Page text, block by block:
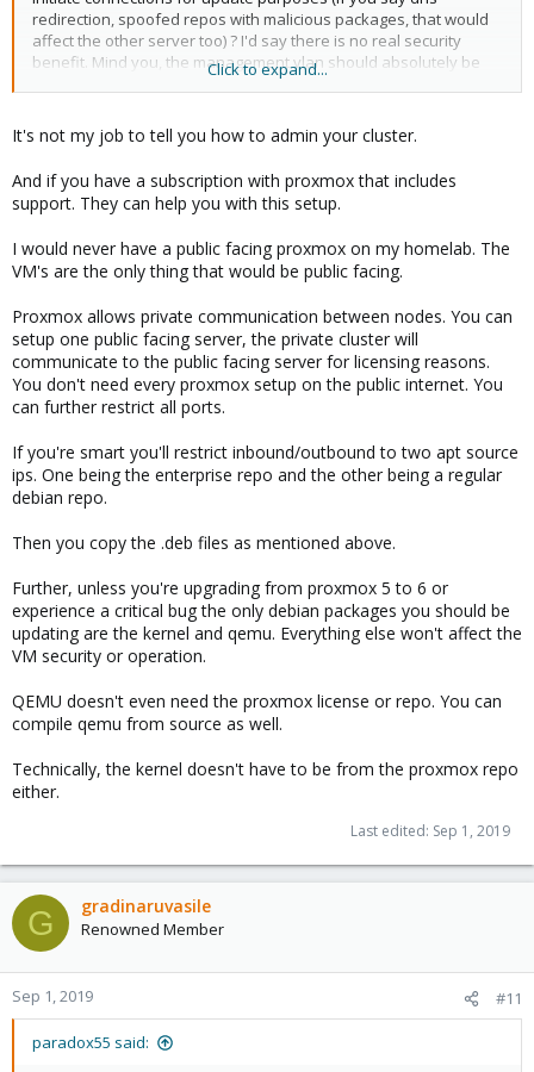
redirection, spoofed repos with malicious packages, that would
affect the other server too) ? I'd say there is no real security
benefit. Mind you, the management vlan should absolutely be
Click to expand...
It's not my job to tell you how to admin your cluster.
And if you have a subscription with proxmox that includes
support. They can help you with this setup.
I would never have a public facing proxmox on my homelab. The
VM's are the only thing that would be public facing.
Proxmox allows private communication between nodes. You can
setup one public facing server, the private cluster will
communicate to the public facing server for licensing reasons.
You don't need every proxmox setup on the public internet. You
can further restrict all ports.
If you're smart you'll restrict inbound/outbound to two apt source
ips. One being the enterprise repo and the other being a regular
debian repo.
Then you copy the .deb files as mentioned above.
Further, unless you're upgrading from proxmox 5 to 6 or
experience a critical bug the only debian packages you should be
updating are the kernel and qemu. Everything else won't affect the
VM security or operation.
QEMU doesn't even need the proxmox license or repo. You can
compile qemu from source as well.
Technically, the kernel doesn't have to be from the proxmox repo
either.
Last edited: Sep 1, 2019
G gradinaruvasile
Renowned Member
Sep 1, 2019 #11
paradox55 said: